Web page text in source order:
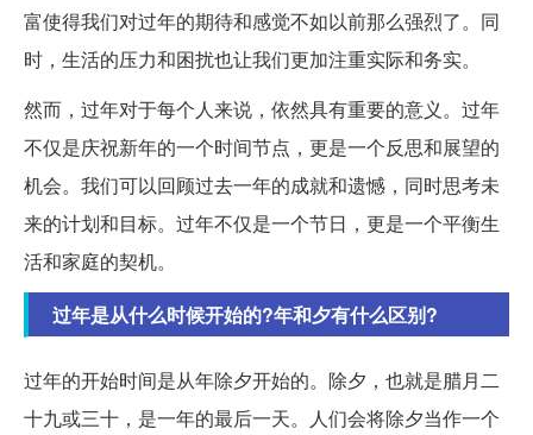
富使得我们对过年的期待和感觉不如以前那么强烈了。同
时，生活的压力和困扰也让我们更加注重实际和务实。
然而，过年对于每个人来说，依然具有重要的意义。过年
不仅是庆祝新年的一个时间节点，更是一个反思和展望的
机会。我们可以回顾过去一年的成就和遗憾，同时思考未
来的计划和目标。过年不仅是一个节日，更是一个平衡生
活和家庭的契机。
过年是从什么时候开始的?年和夕有什么区别?
过年的开始时间是从年除夕开始的。除夕，也就是腊月二
十九或三十，是一年的最后一天。人们会将除夕当作一个